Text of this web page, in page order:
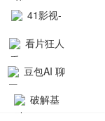
画-官网
动漫综合
41影视-
聚合最近好
看的电视剧
最新电影网
站-41影视为
看片狂人
- 高清视频资
源免费在线
观看
豆包AI 聊
天智能对话
网页版入口
破解基